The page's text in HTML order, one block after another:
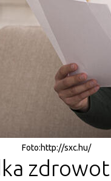
Foto:http://sxc.hu/